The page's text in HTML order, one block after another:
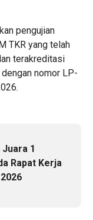
pengujian
TKR yang telah
terakreditasi
nomor LP-
1
Rapat Kerja